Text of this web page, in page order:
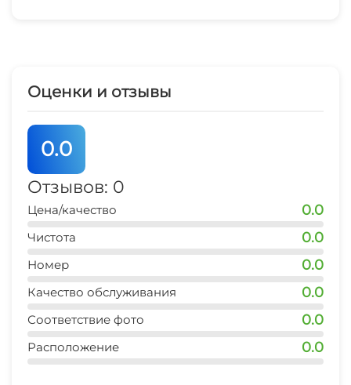
Оценки и отзывы
0.0
Отзывов: 0
Цена/качество 0.0
Чистота 0.0
Номер 0.0
Качество обслуживания 0.0
Соответствие фото 0.0
Расположение 0.0